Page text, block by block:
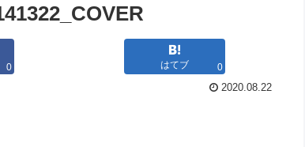
0 はてブ
0
2020.08.22